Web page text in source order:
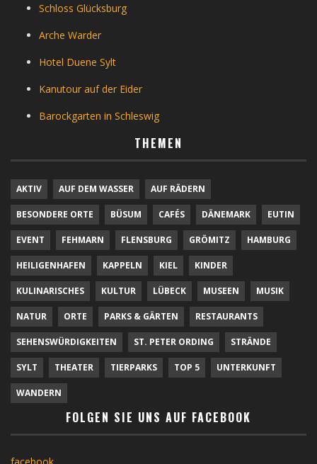
Schloss Glücksburg
Arche Warder
Hotel Duene Sylt
Kanutour auf der Eider
Barockgarten in Schleswig
THEMEN
AKTIV AUF DEM WASSER AUF RÄDERN
BESONDERE ORTE BÜSUM CAFÉS DÄNEMARK EUTIN
EVENT FEHMARN FLENSBURG GRÖMITZ HAMBURG
HEILIGENHAFEN KAPPELN KIEL KINDER
KULINARISCHES KULTUR LÜBECK MUSEEN MUSIK
NATUR ORTE PARKS & GÄRTEN RESTAURANTS
SEHENSWÜRDIGKEITEN ST. PETER ORDING STRÄNDE
SYLT THEATER TIERPARKS TOP 5 UNTERKUNFT
WANDERN
FOLGEN SIE UNS AUF FACEBOOK
facebook